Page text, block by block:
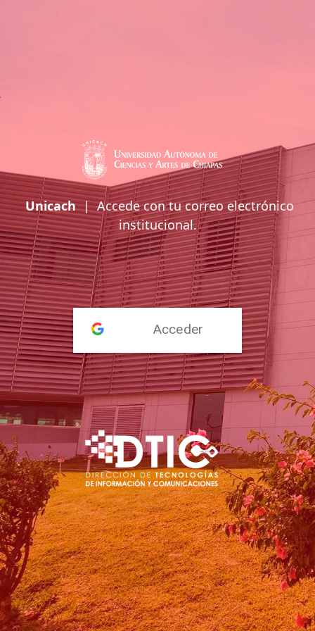
Unicach| Accede con tu correo electrónico
institucional.
Acceder